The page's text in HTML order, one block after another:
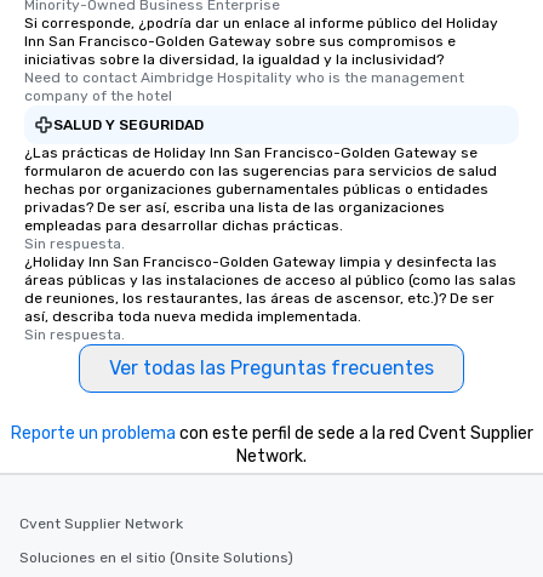
Minority-Owned Business Enterprise
Si corresponde, ¿podría dar un enlace al informe público del Holiday
Inn San Francisco-Golden Gateway sobre sus compromisos e
iniciativas sobre la diversidad, la igualdad y la inclusividad?
Need to contact Aimbridge Hospitality who is the management
company of the hotel
SALUD Y SEGURIDAD
¿Las prácticas de Holiday Inn San Francisco-Golden Gateway se
formularon de acuerdo con las sugerencias para servicios de salud
hechas por organizaciones gubernamentales públicas o entidades
privadas? De ser así, escriba una lista de las organizaciones
empleadas para desarrollar dichas prácticas.
Sin respuesta.
¿Holiday Inn San Francisco-Golden Gateway limpia y desinfecta las
áreas públicas y las instalaciones de acceso al público (como las salas
de reuniones, los restaurantes, las áreas de ascensor, etc.)? De ser
así, describa toda nueva medida implementada.
Sin respuesta.
Ver todas las Preguntas frecuentes
Reporte un problema con este perfil de sede a la red Cvent Supplier
Network.
Cvent Supplier Network
Soluciones en el sitio (Onsite Solutions)